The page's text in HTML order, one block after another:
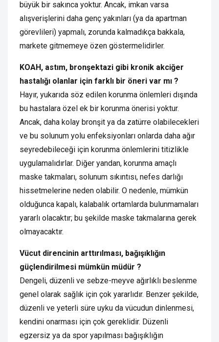
büyük bir sakınca yoktur. Ancak, imkan varsa
alışverişlerini daha genç yakınları (ya da apartman
görevlileri) yapmalı, zorunda kalmadıkça bakkala,
markete gitmemeye özen göstermelidirler.
KOAH, astım, bronşektazi gibi kronik akciğer
hastalığı olanlar için farklı bir öneri var mı ?
Hayır, yukarıda söz edilen korunma önlemleri dışında
bu hastalara özel ek bir korunma önerisi yoktur.
Ancak, daha kolay bronşit ya da zatürre olabilecekleri
ve bu solunum yolu enfeksiyonları onlarda daha ağır
seyredebileceği için korunma önlemlerini titizlikle
uygulamalıdırlar. Diğer yandan, korunma amaçlı
maske takmaları, solunum sıkıntısı, nefes darlığı
hissetmelerine neden olabilir. O nedenle, mümkün
olduğunca kapalı, kalabalık ortamlarda bulunmamaları
yararlı olacaktır; bu şekilde maske takmalarına gerek
olmayacaktır.
Vücut direncinin arttırılması, bağışıklığın
güçlendirilmesi mümkün müdür ?
Dengeli, düzenli ve sebze-meyve ağırlıklı beslenme
genel olarak sağlık için çok yararlıdır. Benzer şekilde,
düzenli ve yeterli süre uyku da vücudun dinlenmesi,
kendini onarması için çok gereklidir. Düzenli
egzersiz ya da spor yapılması bağışıklığın